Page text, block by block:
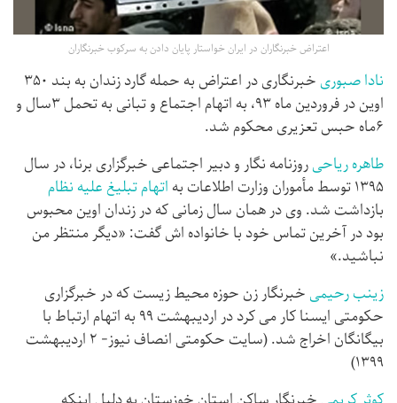
اعتراض خبرنگاران در ایران خواستار پایان دادن به سرکوب خبرنگاران
نادا صبوری
خبرنگاری در اعتراض به حمله گارد زندان به بند ۳۵۰
اوین در فروردین ماه ۹۳، به اتهام اجتماع و تبانی به تحمل ۳سال و
۶ماه حبس تعزیری محکوم شد.
طاهره ریاحیروزنامه نگار و دبیر اجتماعی خبرگزاری برنا، در سال
۱۳۹۵ توسط مأموران وزارت اطلاعات به
اتهام تبلیغ علیه نظام
بازداشت شد. وی در همان سال زمانی که در زندان اوین محبوس
بود در آخرین تماس خود با خانواده اش گفت: «دیگر منتظر من
نباشید.»
زینب رحیمی خبرنگار زن حوزه محیط زیست که در خبرگزاری
حکومتی ایسنا کار می کرد در اردیبهشت ۹۹ به اتهام ارتباط با
بیگانگان اخراج شد. (سایت حکومتی انصاف نیوز- ۲ اردیبهشت
۱۳۹۹)